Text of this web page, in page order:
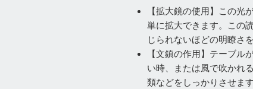
【拡大鏡の使用】この光
単に拡大できます。この
じられないほどの明瞭さ
【文鎮の作用】テーブル
い時、または風で吹かれ
類などをしっかりさせま